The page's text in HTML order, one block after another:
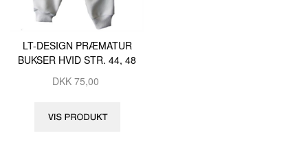
LT-DESIGN PRÆMATUR
BUKSER HVID STR. 44, 48
DKK 75,00